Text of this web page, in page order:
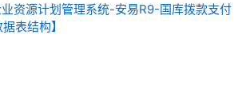
业资源计划管理系统-安易R9-国库拨款支付
表结构】